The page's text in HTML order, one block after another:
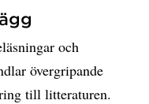
och
övergripande
till litteraturen.